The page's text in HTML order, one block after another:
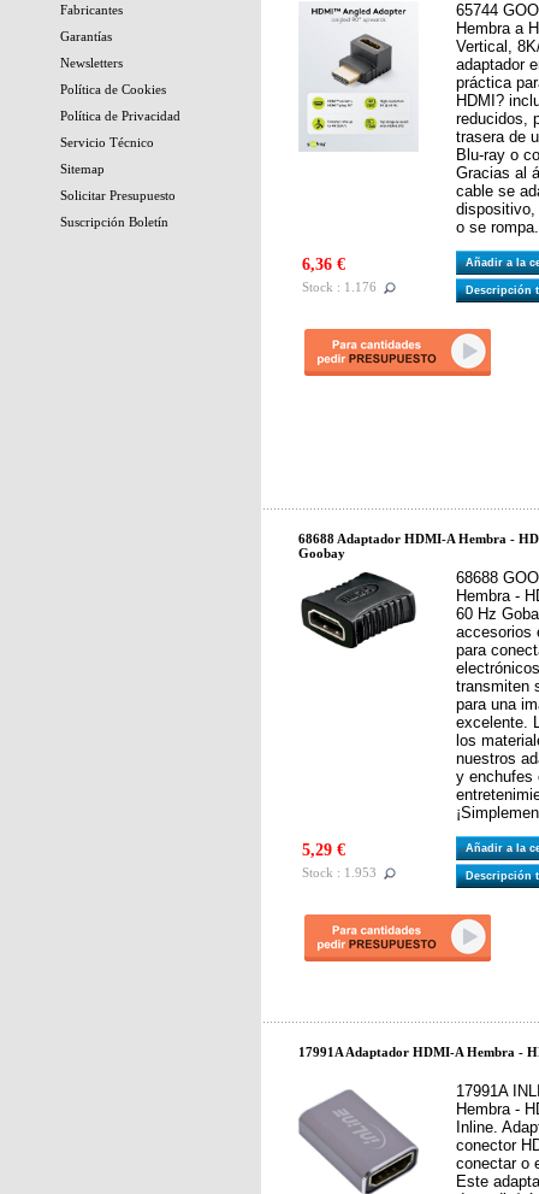
Fabricantes
Garantías
Newsletters
Política de Cookies
Política de Privacidad
Servicio Técnico
Sitemap
Solicitar Presupuesto
Suscripción Boletín
65744
Hembra a
Vertical,
adaptador
práctica
HDMI?
reducidos,
trasera de
Blu-ray o
Gracias al
cable se
o se rompa.
6,36 €
Stock : 1.176
Añadir a la
Descripción
68688 Adaptador HDMI-A Hembra -
Goobay
68688
Hembra -
60 Hz
accesorios
para
transmiten
para una
excelente.
los
nuestros
y enchufes
5,29 €
Stock : 1.953
Añadir a la
Descripción
17991A Adaptador HDMI-A Hembra -
17991A
Hembra -
Inline.
conector
conectar o
Este